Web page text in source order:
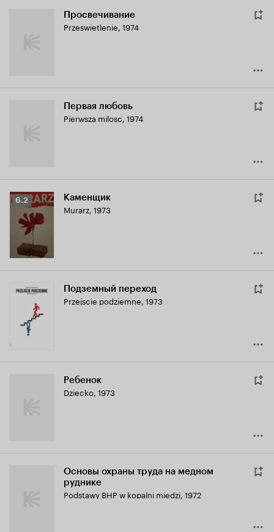
Просвечивание
Przeswietlenie, 1974
Первая любовь
Pierwsza milosc, 1974
Рейтинг
Кинопоиска
6.2
6.2 Каменщик
Murarz, 1973
Подземный переход
Przejscie podziemne, 1973
Ребенок
Dziecko, 1973
Основы охраны труда на медном
руднике
Podstawy BHP w kopalni miedzi, 1972